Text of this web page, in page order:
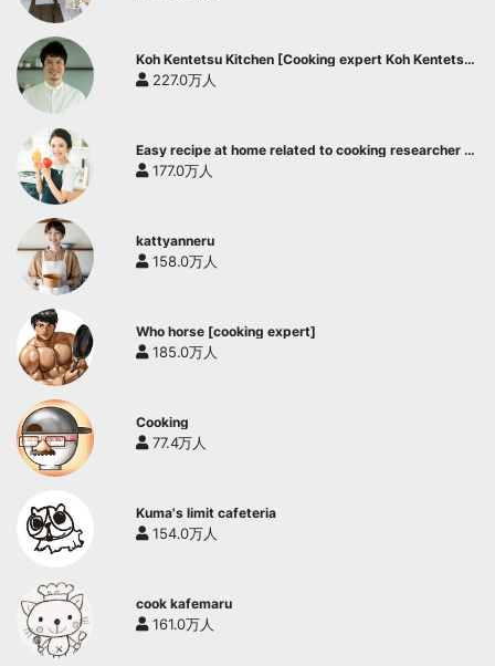
Koh Kentetsu Kitchen [Cooking expert Koh Kentetsu
official channel]
227.0万人
Easy recipe at home related to cooking researcher /
Yukari's Kitchen
177.0万人
kattyanneru
158.0万人
Who horse [cooking expert]
185.0万人
Cooking
77.4万人
Kuma's limit cafeteria
154.0万人
cook kafemaru
161.0万人